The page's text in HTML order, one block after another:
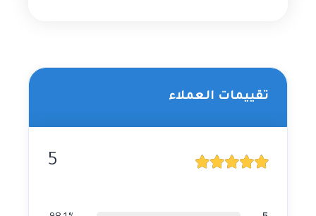
تقييمات العملاء
5